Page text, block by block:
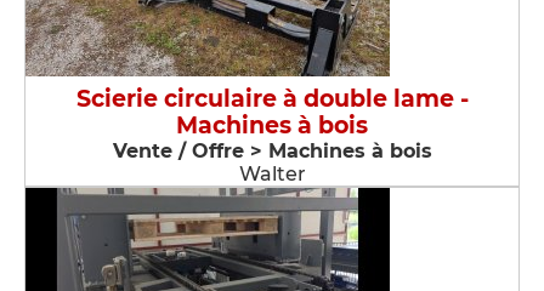
Scierie circulaire à double lame -
Machines à bois
Vente / Offre > Machines à bois
Walter